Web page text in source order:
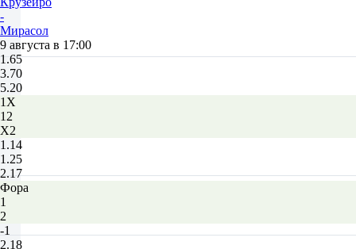
-
Мирасол
9 августа в 17:00
1.65
3.70
5.20
1X
12
X2
1.14
1.25
2.17
Фора
1
2
-1
2.18